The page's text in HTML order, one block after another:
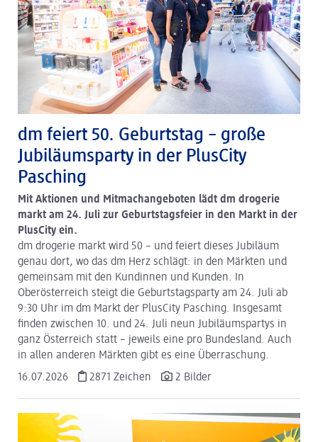
dm feiert 50. Geburtstag – große
Jubiläumsparty in der PlusCity
Pasching
Mit Aktionen und Mitmachangeboten lädt dm drogerie
markt am 24. Juli zur Geburtstagsfeier in den Markt in der
PlusCity ein.
dm drogerie markt wird 50 – und feiert dieses Jubiläum
genau dort, wo das dm Herz schlägt: in den Märkten und
gemeinsam mit den Kundinnen und Kunden. In
Oberösterreich steigt die Geburtstagsparty am 24. Juli ab
9:30 Uhr im dm Markt der PlusCity Pasching. Insgesamt
finden zwischen 10. und 24. Juli neun Jubiläumspartys in
ganz Österreich statt – jeweils eine pro Bundesland. Auch
in allen anderen Märkten gibt es eine Überraschung.
16.07.2026
2871 Zeichen 2 Bilder